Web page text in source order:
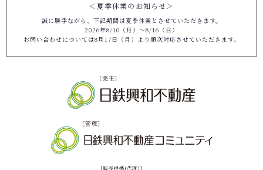
＜夏季休業のお知らせ＞
誠に勝手ながら、下記期間は夏季休業とさせていただきます。
2026年8/10（月）～8/16（日）
お問い合わせについては8月17日（月）より順次対応させていただきます。